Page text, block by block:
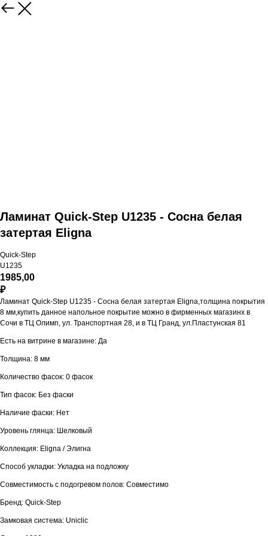
Ламинат Quick-Step U1235 - Сосна белая
затертая Eligna
Quick-Step
U1235
1985,00
₽
Ламинат Quick-Step U1235 - Сосна белая затертая Eligna,толщина покрытия
8 мм,купить данное напольное покрытие можно в фирменных магазинх в
Сочи в ТЦ Олимп, ул. Транспортная 28, и в ТЦ Гранд, ул.Пластунская 81
Есть на витрине в магазине: Да
Толщина: 8 мм
Количество фасок: 0 фасок
Тип фасок: Без фаски
Наличие фаски: Нет
Уровень глянца: Шелковый
Коллекция: Eligna / Элигна
Способ укладки: Укладка на подложку
Совместимость с подогревом полов: Совместимо
Бренд: Quick-Step
Замковая система: Uniclic